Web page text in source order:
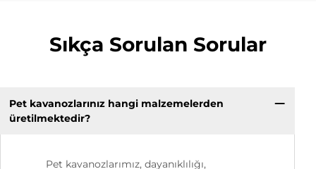
Sıkça Sorulan Sorular
Pet kavanozlarınız hangi malzemelerden
üretilmektedir?
Pet kavanozlarımız, dayanıklılığı,